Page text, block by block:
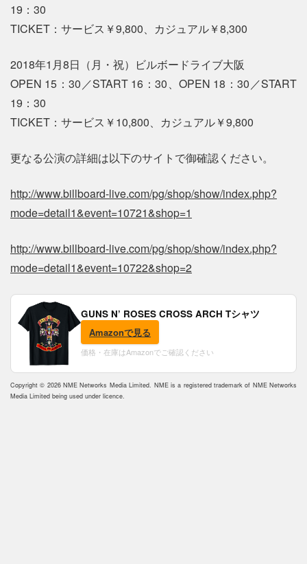
19：30
TICKET：サービス￥9,800、カジュアル￥8,300
2018年1月8日（月・祝）ビルボードライブ大阪
OPEN 15：30／START 16：30、OPEN 18：30／START
19：30
TICKET：サービス￥10,800、カジュアル￥9,800
更なる公演の詳細は以下のサイトで御確認ください。
http://www.billboard-live.com/pg/shop/show/index.php?
mode=detail1&event=10721&shop=1
http://www.billboard-live.com/pg/shop/show/index.php?
mode=detail1&event=10722&shop=2
GUNS N’ ROSES CROSS ARCH Tシャツ
Amazonで見る
価格・在庫はAmazonでご確認ください
Copyright © 2026 NME Networks Media Limited. NME is a registered trademark of NME Networks
Media Limited being used under licence.